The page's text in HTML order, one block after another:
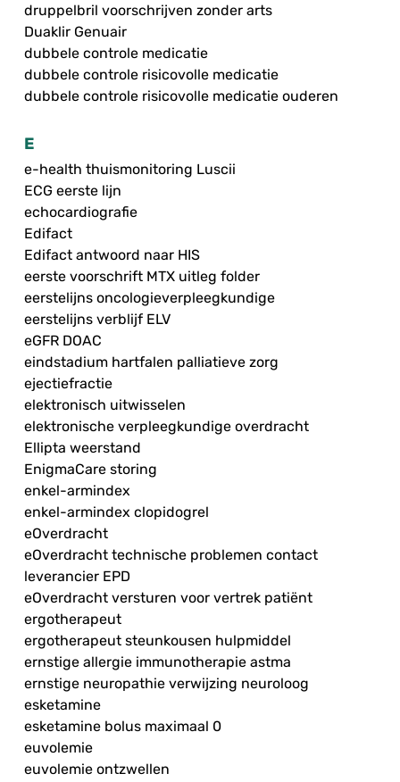
druppelbril voorschrijven zonder arts
Duaklir Genuair
dubbele controle medicatie
dubbele controle risicovolle medicatie
dubbele controle risicovolle medicatie ouderen
E
e-health thuismonitoring Luscii
ECG eerste lijn
echocardiografie
Edifact
Edifact antwoord naar HIS
eerste voorschrift MTX uitleg folder
eerstelijns oncologieverpleegkundige
eerstelijns verblijf ELV
eGFR DOAC
eindstadium hartfalen palliatieve zorg
ejectiefractie
elektronisch uitwisselen
elektronische verpleegkundige overdracht
Ellipta weerstand
EnigmaCare storing
enkel-armindex
enkel-armindex clopidogrel
eOverdracht
eOverdracht technische problemen contact
leverancier EPD
eOverdracht versturen voor vertrek patiënt
ergotherapeut
ergotherapeut steunkousen hulpmiddel
ernstige allergie immunotherapie astma
ernstige neuropathie verwijzing neuroloog
esketamine
esketamine bolus maximaal 0
euvolemie
euvolemie ontzwellen